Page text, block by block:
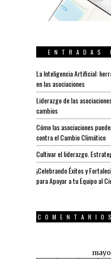
ENTRADAS
La Inteligencia Artificial:
en las asociaciones
Liderazgo de las
cambios
Cómo las asociaciones
contra el Cambio Climático
Cultivar el liderazgo.
¡Celebrando Éxitos y
para Apoyar a tu Equipo al